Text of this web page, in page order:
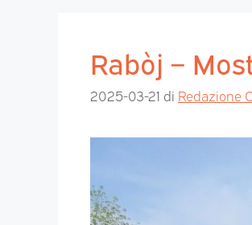
Rabòj –
2025-03-21 di Redazione